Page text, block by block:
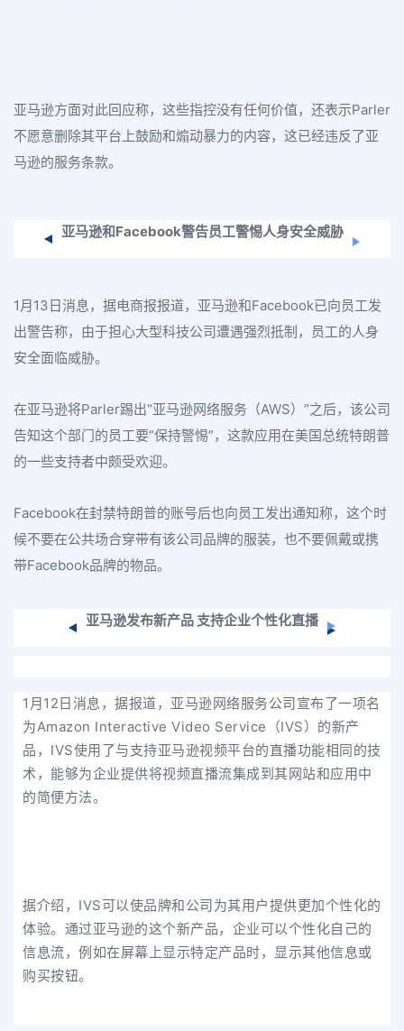
亚马逊方面对此回应称，这些指控没有任何价值，还表示Parler
不愿意删除其平台上鼓励和煽动暴力的内容，这已经违反了亚
马逊的服务条款。
亚马逊和Facebook警告员工警惕人身安全威胁
1月13日消息，据电商报报道，亚马逊和Facebook已向员工发
出警告称，由于担心大型科技公司遭遇强烈抵制，员工的人身
安全面临威胁。
在亚马逊将Parler踢出“亚马逊网络服务（AWS）”之后，该公司
告知这个部门的员工要“保持警惕”，这款应用在美国总统特朗普
的一些支持者中颇受欢迎。
Facebook在封禁特朗普的账号后也向员工发出通知称，这个时
候不要在公共场合穿带有该公司品牌的服装，也不要佩戴或携
带Facebook品牌的物品。
亚马逊发布新产品 支持企业个性化直播
1月12日消息，据报道，亚马逊网络服务公司宣布了一项名
为Amazon Interactive Video Service（IVS）的新产
品，IVS使用了与支持亚马逊视频平台的直播功能相同的技
术，能够为企业提供将视频直播流集成到其网站和应用中
的简便方法。
据介绍，IVS可以使品牌和公司为其用户提供更加个性化的
体验。通过亚马逊的这个新产品，企业可以个性化自己的
信息流，例如在屏幕上显示特定产品时，显示其他信息或
购买按钮。